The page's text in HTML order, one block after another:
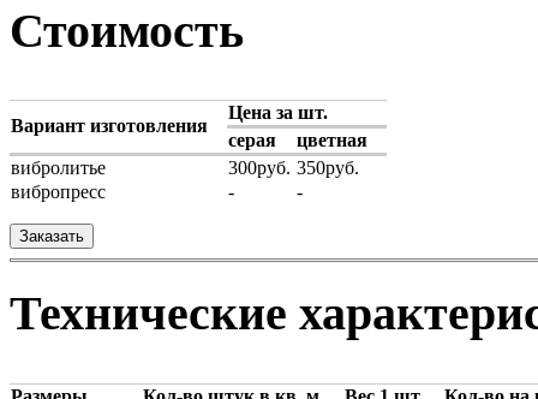
Стоимость
Вариант изготовления
Цена за шт.
серая
цветная
вибролитье
300руб. 350руб.
вибропресс
- -
Заказать
Технические